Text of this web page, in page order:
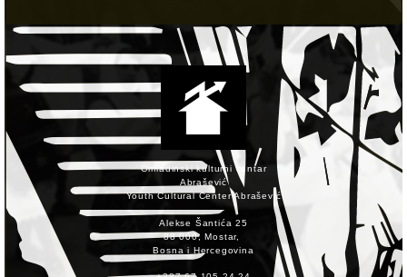
Omladinski kulturni centar
Abrašević
Youth Cultural Center Abrašević
Alekse Šantića 25
88 000, Mostar,
Bosna i Hercegovina